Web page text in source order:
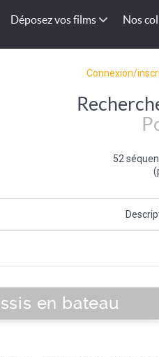
Déposez vos films Nos
Connexion/
52
en bateau